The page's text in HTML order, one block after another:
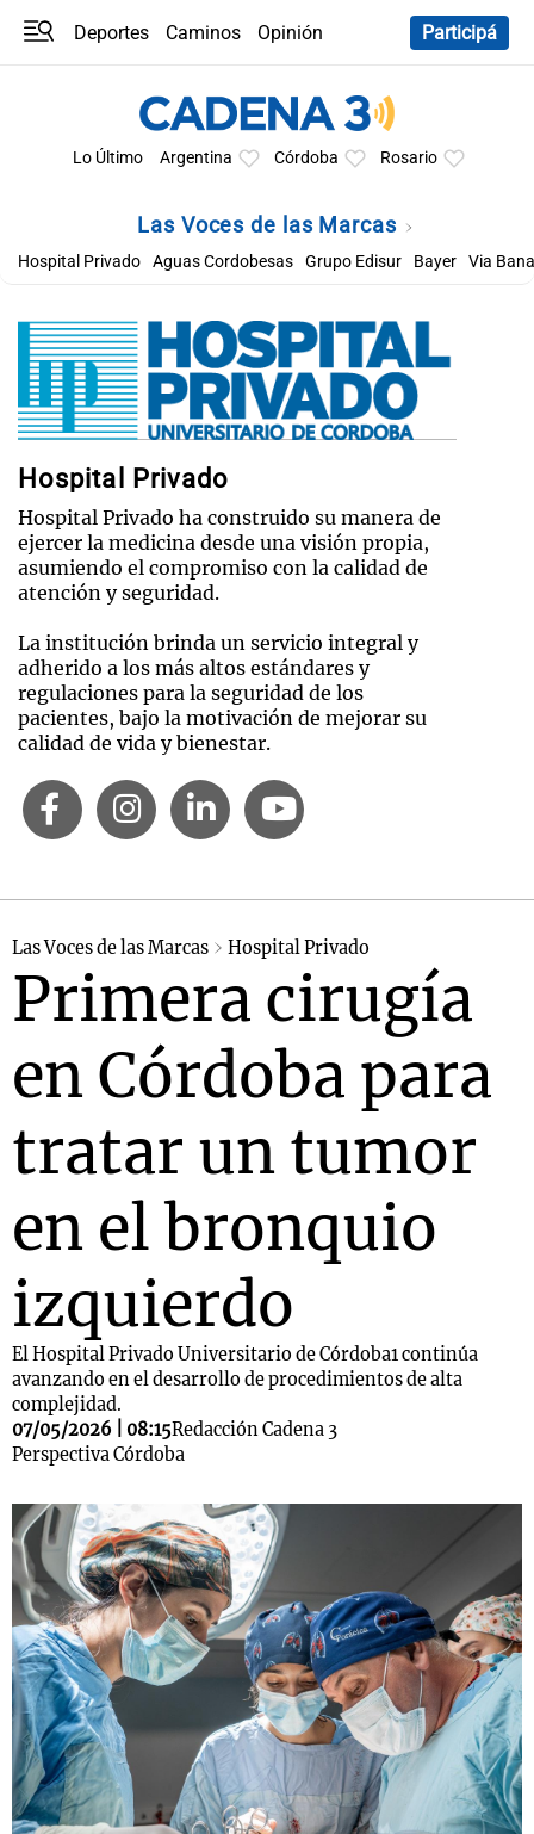
Deportes Caminos
Opinión
Participá
Lo Último Argentina Córdoba Rosario
Las Voces de las Marcas
Hospital Privado Aguas Cordobesas Grupo Edisur Bayer Via Bana
Hospital Privado
Hospital Privado ha construido su manera de
ejercer la medicina desde una visión propia,
asumiendo el compromiso con la calidad de
atención y seguridad.
La institución brinda un servicio integral y
adherido a los más altos estándares y
regulaciones para la seguridad de los
pacientes, bajo la motivación de mejorar su
calidad de vida y bienestar.
Las Voces de las Marcas Hospital Privado
Primera cirugía
en Córdoba para
tratar un tumor
en el bronquio
izquierdo
El Hospital Privado Universitario de Córdoba1 continúa
avanzando en el desarrollo de procedimientos de alta
complejidad.
07/05/2026 | 08:15Redacción Cadena 3
Perspectiva Córdoba
Notas
Mundial 2026
Notas
La Sole en
Cadena 3